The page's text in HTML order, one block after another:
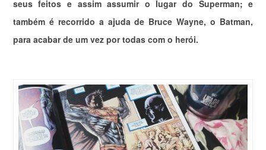
seus feitos e assim assumir o lugar do Superman; e
também é recorrido a ajuda de Bruce Wayne, o Batman,
para acabar de um vez por todas com o herói.